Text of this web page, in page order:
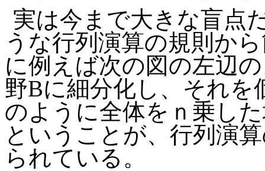
実は今まで大きな盲点
うな行列演算の規則か
に例えば次の図の左辺
野Bに細分化し、それを
のように全体をｎ乗し
ということが、行列演
られている。